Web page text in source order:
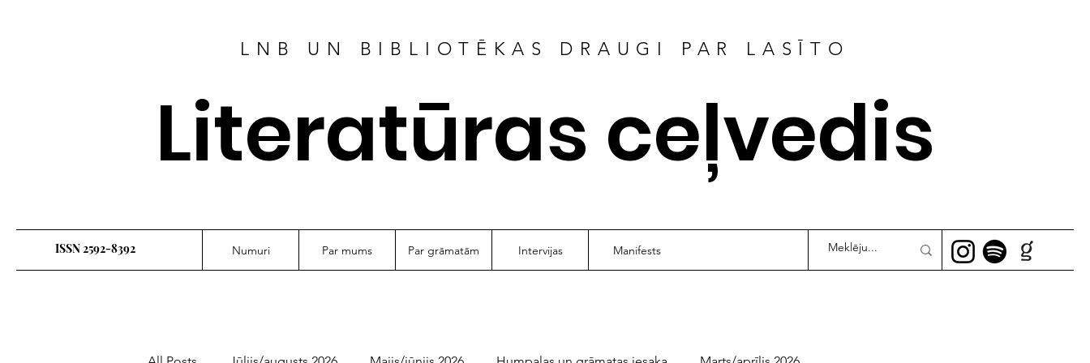
LNB UN BIBLIOTĒKAS DRAUGI PAR LASĪTO
Literatūras ceļvedis
ISSN 2592-8392 Numuri Par mums Par grāmatām Intervijas Manifests